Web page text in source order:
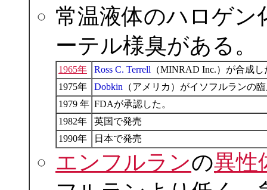
常温液体のハロゲン
ーテル様臭がある。
1965年 Ross C. Terrell （MINRAD Inc.）が合成し
1975年
Dobkin （アメリカ）がイソフルランの
1979 年 FDAが承認した。
1982年
英国で発売
1990年
日本で発売
エンフルランの異性